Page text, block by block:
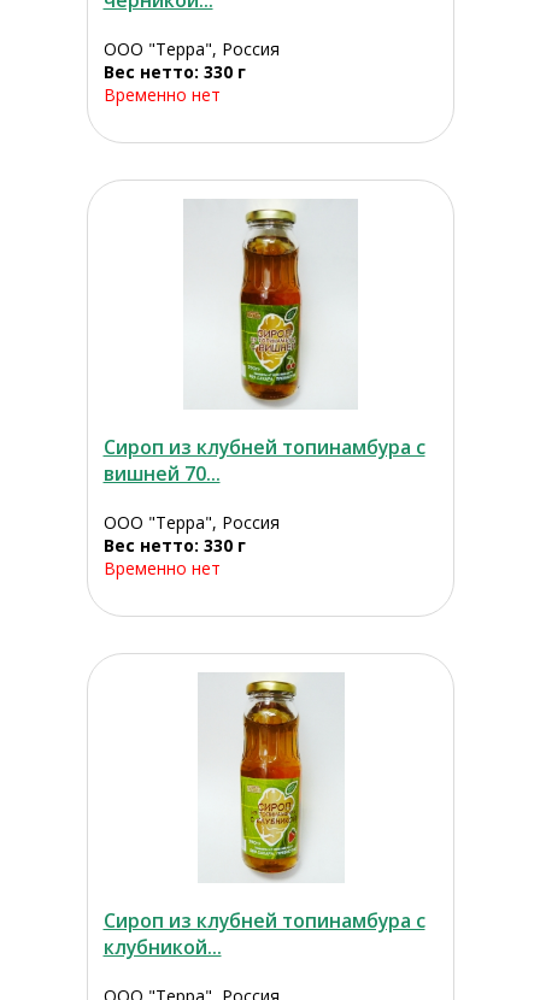
ООО "Терра", Россия
Вес нетто: 330 г
Временно нет
Сироп из клубней топинамбура с
вишней 70...
ООО "Терра", Россия
Вес нетто: 330 г
Временно нет
Сироп из клубней топинамбура с
клубникой...